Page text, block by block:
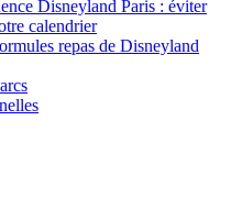
Disneyland Paris : éviter
calendrier
repas de Disneyland